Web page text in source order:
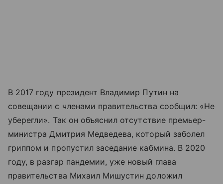
В 2017 году президент Владимир Путин на
совещании с членами правительства сообщил: «Не
уберегли». Так он объяснил отсутствие премьер-
министра Дмитрия Медведева, который заболел
гриппом и пропустил заседание кабмина. В 2020
году, в разгар пандемии, уже новый глава
правительства Михаил Мишустин доложил